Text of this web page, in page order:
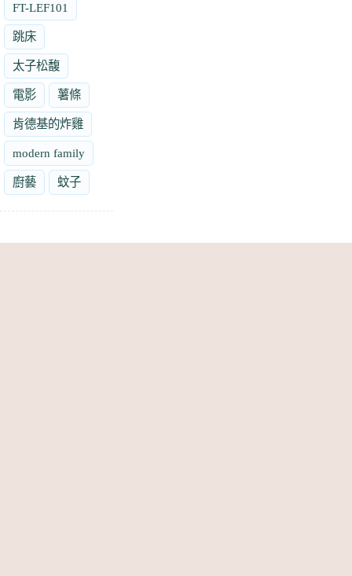
FT-LEF101
跳床
太子松馥
電影 薯條
肯德基的炸雞
modern family
廚藝 蚊子